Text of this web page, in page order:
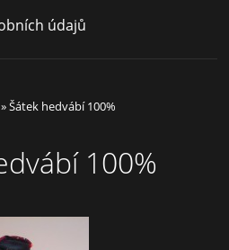
údajů
»Šátek hedvábí 100%
100%